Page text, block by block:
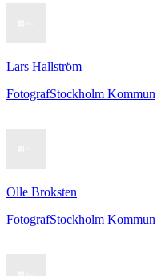
Lars Hallström
FotografStockholm Kommun
Olle Broksten
FotografStockholm Kommun